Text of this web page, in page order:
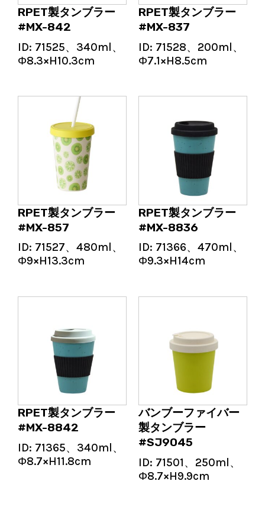
RPET製タンブラー
#MX-842
ID: 71525、340ml、
Φ8.3×H10.3cm
RPET製タンブラー
#MX-837
ID: 71528、200ml、
Φ7.1×H8.5cm
RPET製タンブラー
#MX-857
ID: 71527、480ml、
Φ9×H13.3cm
RPET製タンブラー
#MX-8836
ID: 71366、470ml、
Φ9.3×H14cm
RPET製タンブラー
#MX-8842
ID: 71365、340ml、
Φ8.7×H11.8cm
バンブーファイバー
製タンブラー
#SJ9045
ID: 71501、250ml、
Φ8.7×H9.9cm